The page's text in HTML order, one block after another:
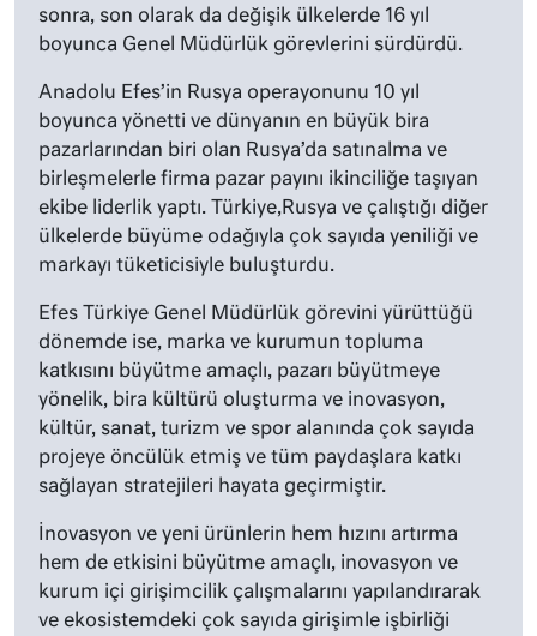
sonra, son olarak da değişik ülkelerde 16 yıl
boyunca Genel Müdürlük görevlerini sürdürdü.
Anadolu Efes’in Rusya operayonunu 10 yıl
boyunca yönetti ve dünyanın en büyük bira
pazarlarından biri olan Rusya’da satınalma ve
birleşmelerle firma pazar payını ikinciliğe taşıyan
ekibe liderlik yaptı. Türkiye,Rusya ve çalıştığı diğer
ülkelerde büyüme odağıyla çok sayıda yeniliği ve
markayı tüketicisiyle buluşturdu.
Efes Türkiye Genel Müdürlük görevini yürüttüğü
dönemde ise, marka ve kurumun topluma
katkısını büyütme amaçlı, pazarı büyütmeye
yönelik, bira kültürü oluşturma ve inovasyon,
kültür, sanat, turizm ve spor alanında çok sayıda
projeye öncülük etmiş ve tüm paydaşlara katkı
sağlayan stratejileri hayata geçirmiştir.
İnovasyon ve yeni ürünlerin hem hızını artırma
hem de etkisini büyütme amaçlı, inovasyon ve
kurum içi girişimcilik çalışmalarını yapılandırarak
ve ekosistemdeki çok sayıda girişimle işbirliği